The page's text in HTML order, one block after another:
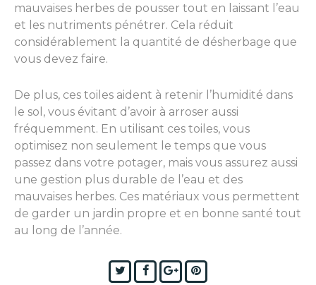
mauvaises herbes de pousser tout en laissant l’eau
et les nutriments pénétrer. Cela réduit
considérablement la quantité de désherbage que
vous devez faire.
De plus, ces toiles aident à retenir l’humidité dans
le sol, vous évitant d’avoir à arroser aussi
fréquemment. En utilisant ces toiles, vous
optimisez non seulement le temps que vous
passez dans votre potager, mais vous assurez aussi
une gestion plus durable de l’eau et des
mauvaises herbes. Ces matériaux vous permettent
de garder un jardin propre et en bonne santé tout
au long de l’année.
TwitterFacebook
Google+Pinterest